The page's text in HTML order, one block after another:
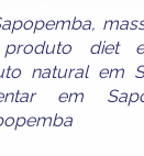
,
produto diet
natural em
em